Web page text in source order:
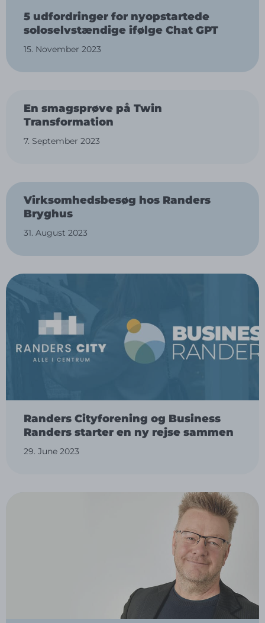
5 udfordringer for nyopstartede
soloselvstændige ifølge Chat GPT
15. November 2023
En smagsprøve på Twin
Transformation
7. September 2023
Virksomhedsbesøg hos Randers
Bryghus
31. August 2023
Randers Cityforening og Business
Randers starter en ny rejse sammen
29. June 2023